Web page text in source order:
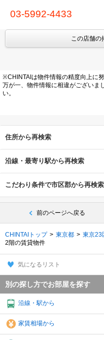
03-5992-4433
この店舗の
※CHINTAIは物件情報の精度向上に努
万が一、物件情報に相違がございま
い。
住所から再検索
沿線・最寄り駅から再検索
こだわり条件で市区郡から再検索
前のページへ戻る
CHINTAIトップ 東京都 東京23
2階の賃貸物件
気になるリスト
別の探し方でお部屋を探す
沿線・駅から
家賃相場から